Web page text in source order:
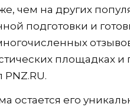
чем на других
подготовки и
площадках
остается его